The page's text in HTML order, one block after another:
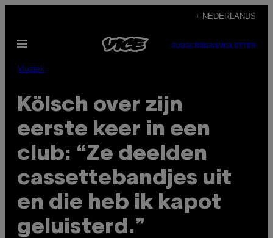
de
inhoud
+ NEDERLANDS
Open
SUBSCRIBENEWSLETTER
Muziek
Kölsch over zijn
eerste keer in een
club: “Ze deelden
cassettebandjes uit
en die heb ik kapot
geluisterd.”